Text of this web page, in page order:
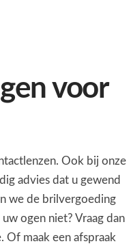
voor
Ook bij onze
advies dat u gewend
we de brilvergoeding
ogen niet? Vraag dan
maak een afspraak